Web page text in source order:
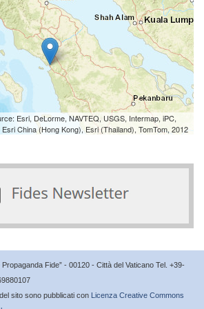
Esri, DeLorme, NAVTEQ, USGS, Intermap, iPC,
China (Hong Kong), Esri (Thailand), TomTom, 2012
Fide” - 00120 - Città del Vaticano Tel. +39-
sito sono pubblicati con Licenza Creative Commons